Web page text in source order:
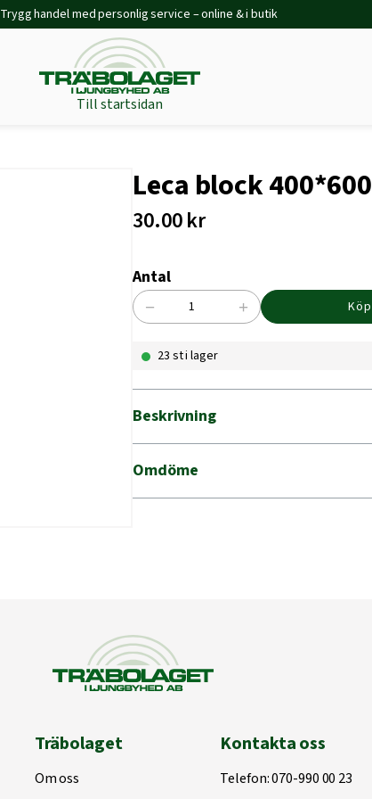
Trygg handel med personlig service – online & i butik
Till startsidan
Leca block 400*600
30.00kr
Antal
Leca
400*600
− + Köp
23 st i lager
Beskrivning
Omdöme
Träbolaget
Om oss
Kontakta oss
Telefon:070-990 00 23